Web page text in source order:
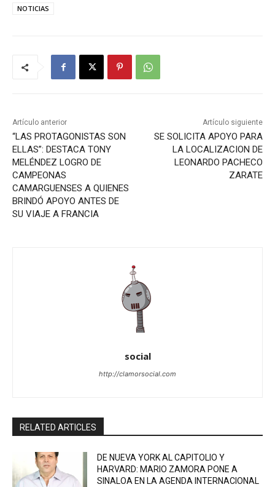
NOTICIAS
Artículo anterior
“LAS PROTAGONISTAS SON
ELLAS”: DESTACA TONY
MELÉNDEZ LOGRO DE
CAMPEONAS
CAMARGUENSES A QUIENES
BRINDÓ APOYO ANTES DE
SU VIAJE A FRANCIA
Artículo siguiente
SE SOLICITA APOYO PARA
LA LOCALIZACION DE
LEONARDO PACHECO
ZARATE
social
http://clamorsocial.com
RELATED ARTICLES
DE NUEVA YORK AL CAPITOLIO Y
HARVARD: MARIO ZAMORA PONE A
SINALOA EN LA AGENDA INTERNACIONAL